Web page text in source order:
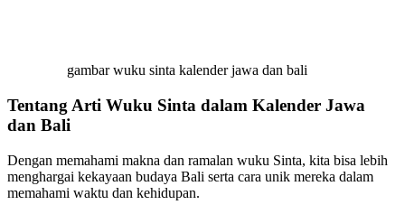
gambar wuku sinta kalender jawa dan bali
Tentang Arti Wuku Sinta dalam Kalender Jawa
dan Bali
Dengan memahami makna dan ramalan wuku Sinta, kita bisa lebih
menghargai kekayaan budaya Bali serta cara unik mereka dalam
memahami waktu dan kehidupan.